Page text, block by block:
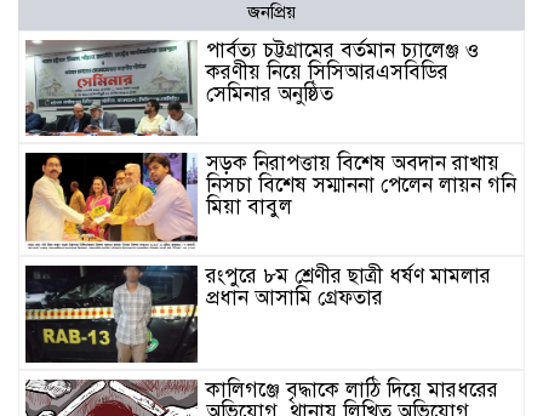
জনপ্রিয়
পার্বত্য চট্টগ্রামের বর্তমান চ্যালেঞ্জ ও
করণীয় নিয়ে সিসিআরএসবিডির
সেমিনার অনুষ্ঠিত
সড়ক নিরাপত্তায় বিশেষ অবদান রাখায়
নিসচা বিশেষ সম্মাননা পেলেন লায়ন গনি
মিয়া বাবুল
রংপুরে ৮ম শ্রেণীর ছাত্রী ধর্ষণ মামলার
প্রধান আসামি গ্রেফতার
কালিগঞ্জে বৃদ্ধাকে লাঠি দিয়ে মারধরের